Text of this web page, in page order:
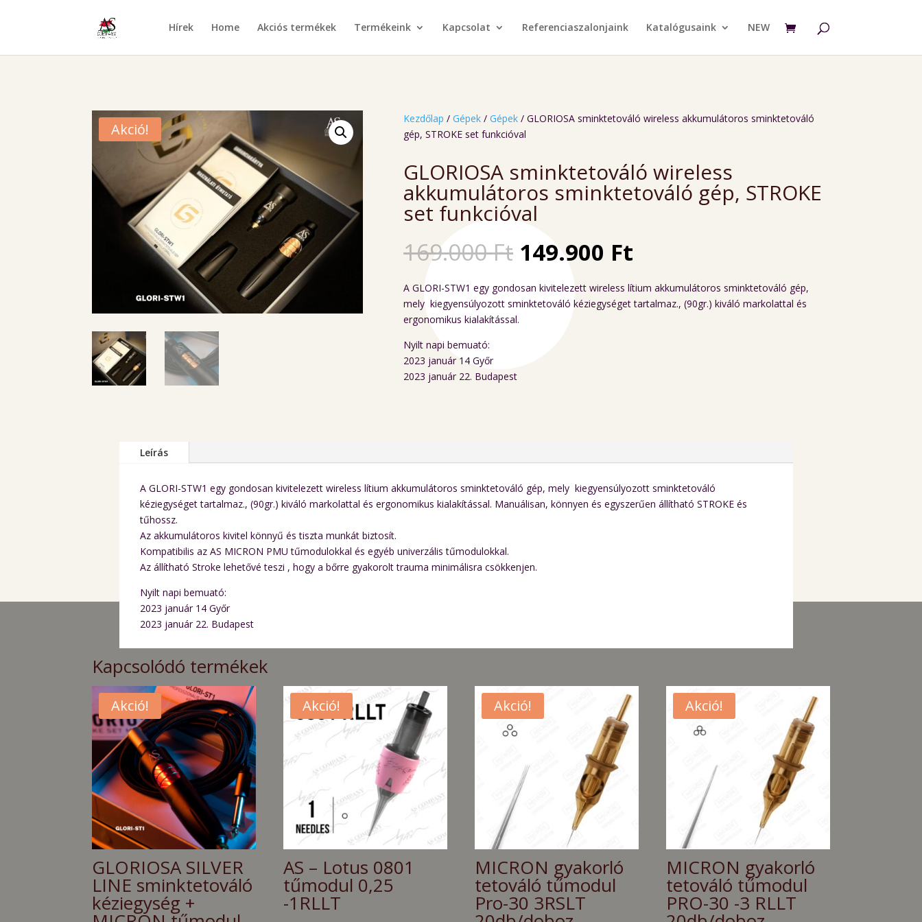
Hírek Home Akciós termékek Termékeink Kapcsolat Referenciaszalonjaink Katalógusaink NEW
Akció!
Kezdőlap /Gépek /Gépek / GLORIOSA sminktetováló wireless akkumulátoros sminktetováló
gép, STROKE set funkcióval
GLORIOSA sminktetováló wireless
akkumulátoros sminktetováló gép, STROKE
set funkcióval
169.000Ft Original
price
was:
169.000 Ft.
149.900 Ft
is:
149.900 Ft.
A GLORI-STW1 egy gondosan kivitelezett wireless lítium akkumulátoros sminktetováló gép,
mely kiegyensúlyozott sminktetováló kéziegységet tartalmaz., (90gr.) kiváló markolattal és
ergonomikus kialakítással.
Nyilt napi bemuató:
2023 január 14 Győr
2023 január 22. Budapest
Leírás
A GLORI-STW1 egy gondosan kivitelezett wireless lítium akkumulátoros sminktetováló gép, mely kiegyensúlyozott sminktetováló
kéziegységet tartalmaz., (90gr.) kiváló markolattal és ergonomikus kialakítással. Manuálisan, könnyen és egyszerűen állítható STROKE és
tűhossz.
Az akkumulátoros kivitel könnyű és tiszta munkát biztosít.
Kompatibilis az AS MICRON PMU tűmodulokkal és egyéb univerzális tűmodulokkal.
Az állítható Stroke lehetővé teszi , hogy a bőrre gyakorolt trauma minimálisra csökkenjen.
Nyilt napi bemuató:
2023 január 14 Győr
2023 január 22. Budapest
Kapcsolódó termékek
Akció!
GLORIOSA SILVER
LINE sminktetováló
kéziegység +
Akció!
AS – Lotus 0801
tűmodul 0,25
-1RLLT
Akció!
MICRON gyakorló
tetováló tűmodul
Pro-30 3RSLT
Akció!
MICRON gyakorló
tetováló tűmodul
PRO-30 -3 RLLT